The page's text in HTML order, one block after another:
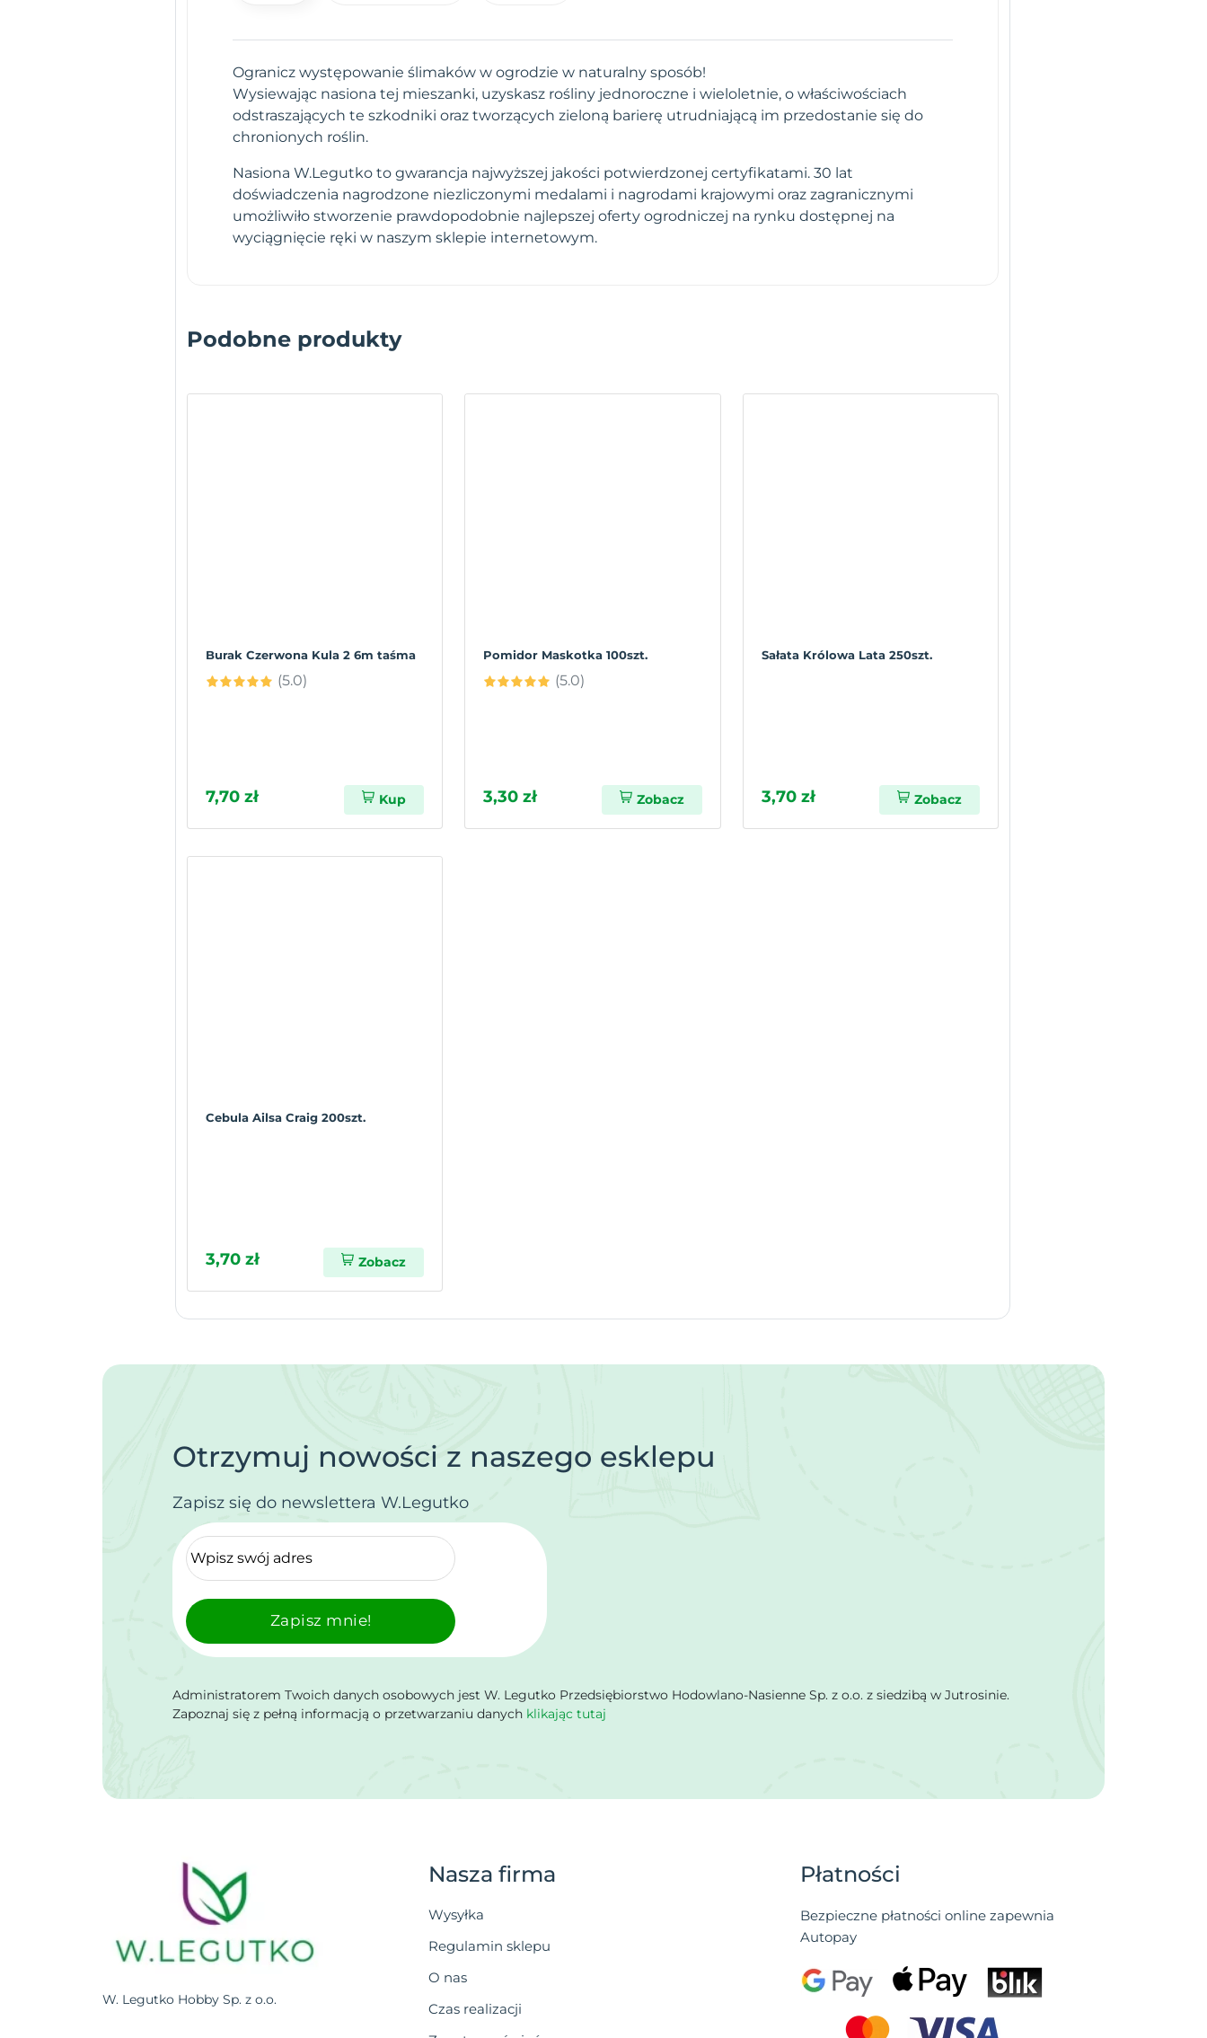
Ogranicz występowanie ślimaków w ogrodzie w naturalny sposób!
Wysiewając nasiona tej mieszanki, uzyskasz rośliny jednoroczne i wieloletnie, o właściwościach
odstraszających te szkodniki oraz tworzących zieloną barierę utrudniającą im przedostanie się do
chronionych roślin.
Nasiona W.Legutko to gwarancja najwyższej jakości potwierdzonej certyfikatami. 30 lat
doświadczenia nagrodzone niezliczonymi medalami i nagrodami krajowymi oraz zagranicznymi
umożliwiło stworzenie prawdopodobnie najlepszej oferty ogrodniczej na rynku dostępnej na
wyciągnięcie ręki w naszym sklepie internetowym.
Podobne produkty
Burak Czerwona Kula 2 6m taśma
(5.0)
7,70 zł Kup
Pomidor Maskotka 100szt.
(5.0)
3,30 zł Zobacz
Sałata Królowa Lata 250szt.
3,70 zł Zobacz
Cebula Ailsa Craig 200szt.
3,70 zł Zobacz
Otrzymuj nowości z naszego esklepu
Zapisz się do newslettera W.Legutko
Zapisz mnie!
Administratorem Twoich danych osobowych jest W. Legutko Przedsiębiorstwo Hodowlano-Nasienne Sp. z o.o. z siedzibą w Jutrosinie.
Zapoznaj się z pełną informacją o przetwarzaniu danych klikając tutaj
W. Legutko Hobby Sp. z o.o.
Nasza firma
Wysyłka
Regulamin sklepu
O nas
Czas realizacji
Płatności
Bezpieczne płatności online zapewnia
Autopay